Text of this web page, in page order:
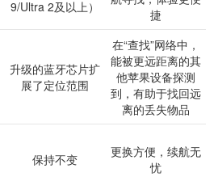
9/Ultra 2及以上）
捷
升级的蓝牙芯片扩
展了定位范围
在“查找”网络中，
能被更远距离的其
他苹果设备探测
到，有助于找回远
离的丢失物品
保持不变
更换方便，续航无
忧